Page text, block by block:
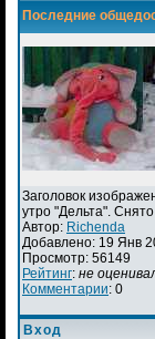
Последние
Заголовок
утро "Дельта".
Автор: Richenda
Добавлено: 19 Янв
Просмотр: 56149
Рейтинг: не
Комментарии: 0
Вход